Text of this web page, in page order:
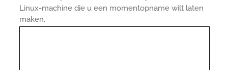
Linux-machine die u een momentopname wilt laten
maken.